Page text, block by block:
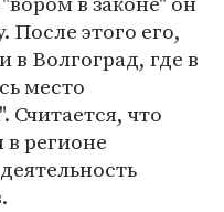
После этого его,
в Волгоград, где в
место
Считается, что
в регионе